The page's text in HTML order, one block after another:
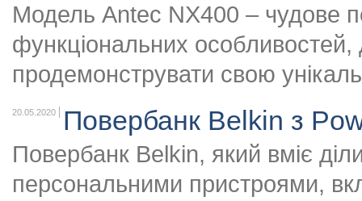
Модель Antec NX400 – чудове
функціональних
продемонструвати свою
20.05.2020 Повербанк Belkin з
Повербанк Belkin, який вміє
персональними пристроями,